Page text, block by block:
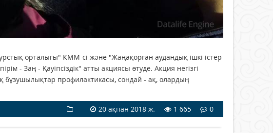
орталығы" КММ-сі және "Жаңақорған аудандық ішкі істер
- Заң - Қауіпсіздік" атты акциясы өтуде. Акция негізгі
бұзушылықтар профилактикасы, сондай - ақ, олардың
---
20 ақпан 2018 ж. 1 665 0